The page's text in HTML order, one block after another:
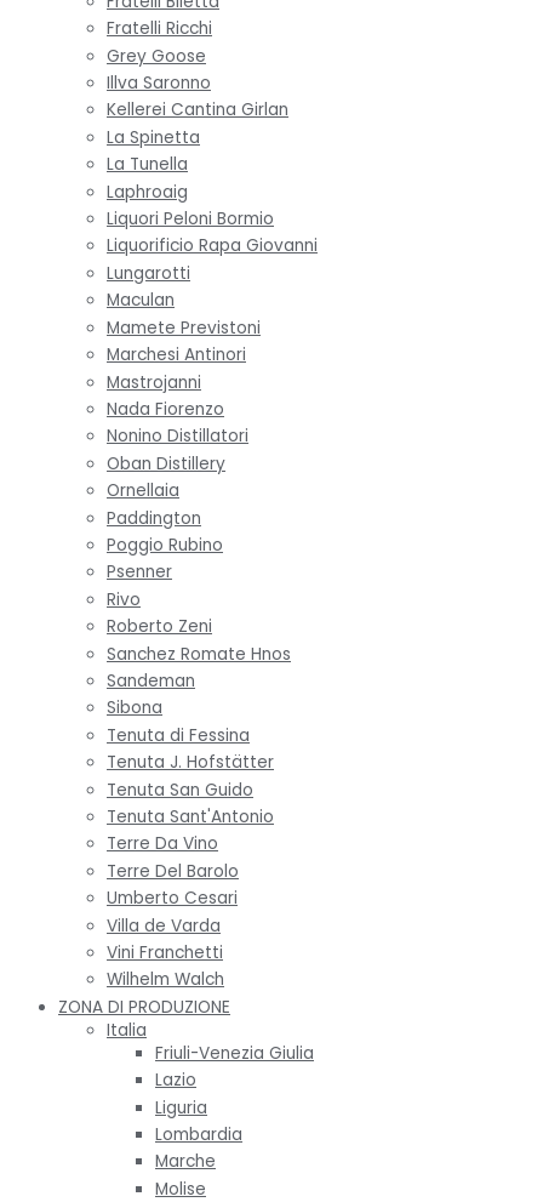
Fratelli Ricchi
Grey Goose
Illva Saronno
Kellerei Cantina Girlan
La Spinetta
La Tunella
Laphroaig
Liquori Peloni Bormio
Liquorificio Rapa Giovanni
Lungarotti
Maculan
Mamete Previstoni
Marchesi Antinori
Mastrojanni
Nada Fiorenzo
Nonino Distillatori
Oban Distillery
Ornellaia
Paddington
Poggio Rubino
Psenner
Rivo
Roberto Zeni
Sanchez Romate Hnos
Sandeman
Sibona
Tenuta di Fessina
Tenuta J. Hofstätter
Tenuta San Guido
Tenuta Sant'Antonio
Terre Da Vino
Terre Del Barolo
Umberto Cesari
Villa de Varda
Vini Franchetti
Wilhelm Walch
ZONA DI PRODUZIONE
Italia
Friuli-Venezia Giulia
Lazio
Liguria
Lombardia
Marche
Molise